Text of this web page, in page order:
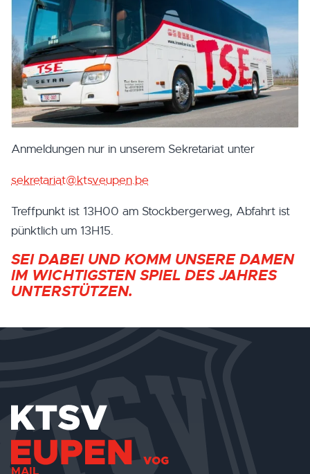
Anmeldungen nur in unserem Sekretariat unter
sekretariat@ktsveupen.be
Treffpunkt ist 13H00 am Stockbergerweg, Abfahrt ist
pünktlich um 13H15.
SEI DABEI UND KOMM UNSERE DAMEN
IM WICHTIGSTEN SPIEL DES JAHRES
UNTERSTÜTZEN.
MAIL